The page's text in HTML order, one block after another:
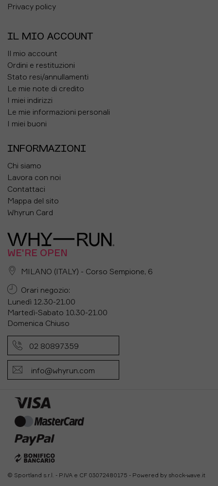
Privacy policy
IL MIO ACCOUNT
Il mio account
Ordini e restituzioni
Stato resi/annullamenti
Le mie note di credito
I miei indirizzi
Le mie informazioni personali
I miei buoni
INFORMAZIONI
Chi siamo
Lavora con noi
Contattaci
Mappa del sito
Whyrun Card
WE'RE OPEN
MILANO (ITALY) - Corso Sempione, 6
Orari negozio:
Lunedì 12.30-21.00
Martedì-Sabato 10.30-21.00
Domenica Chiuso
02 80897359
info@whyrun.com
© Sportland s.r.l. - P.IVA e CF 03072480175 - Powered by shock-wave.it